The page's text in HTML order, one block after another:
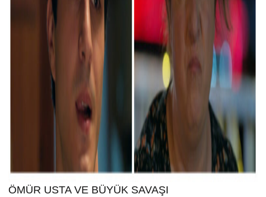
ÖMÜR USTA VE BÜYÜK SAVAŞI